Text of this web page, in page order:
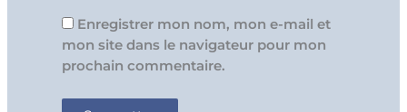
Enregistrer mon nom, mon e-mail et
mon site dans le navigateur pour mon
prochain commentaire.